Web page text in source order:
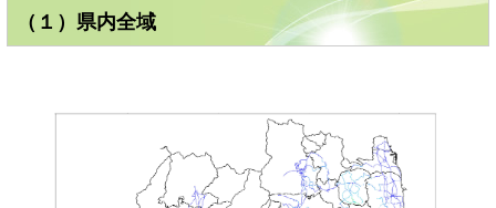
（１）県内全域